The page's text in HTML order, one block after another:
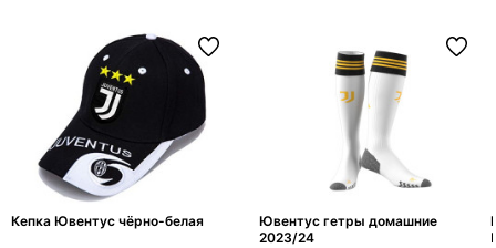
Кепка Ювентус чёрно-белая
Ювентус гетры домашние
2023/24